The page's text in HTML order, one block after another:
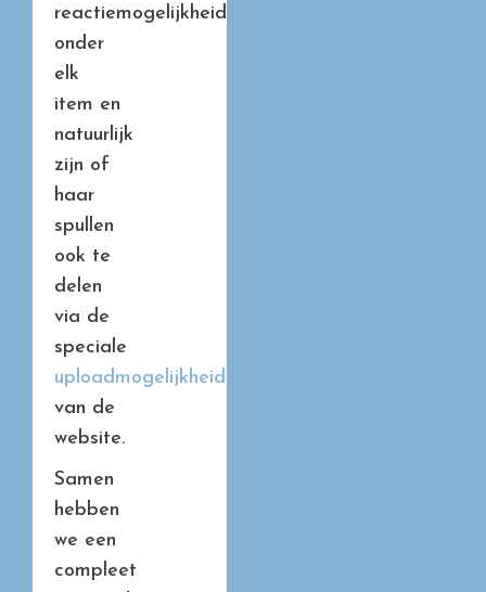
reactiemogelijkheid
onder
elk
item en
natuurlijk
zijn of
haar
spullen
ook te
delen
via de
speciale
uploadmogelijkheid
van de
website.
Samen
hebben
we een
compleet